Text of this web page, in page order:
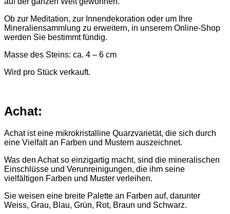
Ob zur Meditation, zur Innendekoration oder um Ihre
Mineraliensammlung zu erweitern, in unserem Online-Shop
werden Sie bestimmt fündig.
Masse des Steins: ca. 4 – 6 cm
Wird pro Stück verkauft.
Achat:
Achat ist eine mikrokristalline Quarzvarietät, die sich durch
eine Vielfalt an Farben und Mustern auszeichnet.
Was den Achat so einzigartig macht, sind die mineralischen
Einschlüsse und Verunreinigungen, die ihm seine
vielfältigen Farben und Muster verleihen.
Sie weisen eine breite Palette an Farben auf, darunter
Weiss, Grau, Blau, Grün, Rot, Braun und Schwarz.